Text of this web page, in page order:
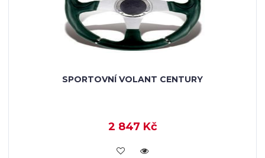
SPORTOVNÍ VOLANT CENTURY
2 847 Kč
KOUPIT